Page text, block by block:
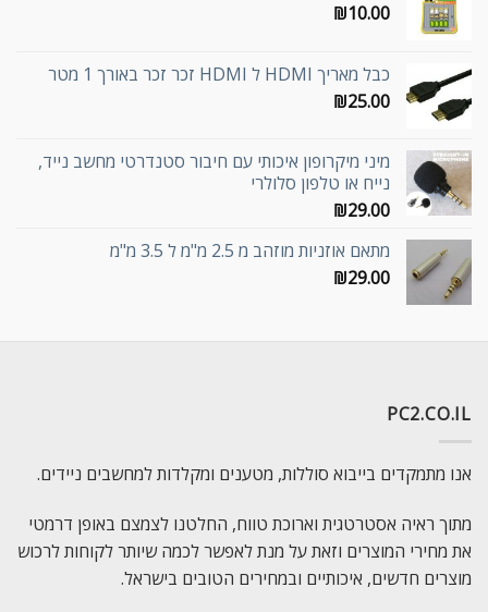
₪10.00
כבל מאריך HDMI ל HDMI זכר זכר באורך 1 מטר
₪25.00
מיני מיקרופון איכותי עם חיבור סטנדרטי מחשב נייד,
נייח או טלפון סלולרי
₪29.00
מתאם אוזניות מוזהב מ 2.5 מ"מ ל 3.5 מ"מ
₪29.00
PC2.CO.IL
אנו מתמקדים בייבוא סוללות, מטענים ומקלדות למחשבים ניידים.
מתוך ראיה אסטרטגית וארוכת טווח, החלטנו לצמצם באופן דרמטי
את מחירי המוצרים וזאת על מנת לאפשר לכמה שיותר לקוחות לרכוש
מוצרים חדשים, איכותיים ובמחירים הטובים בישראל.